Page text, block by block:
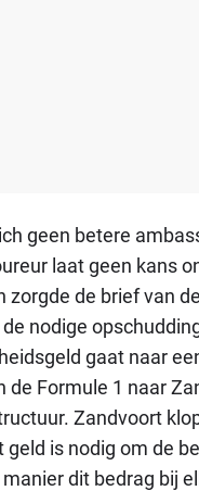
geen betere
laat geen kans
de brief van
nodige
gaat naar
de Formule 1 naar
Zandvoort
geld is nodig om de
dit bedrag bij